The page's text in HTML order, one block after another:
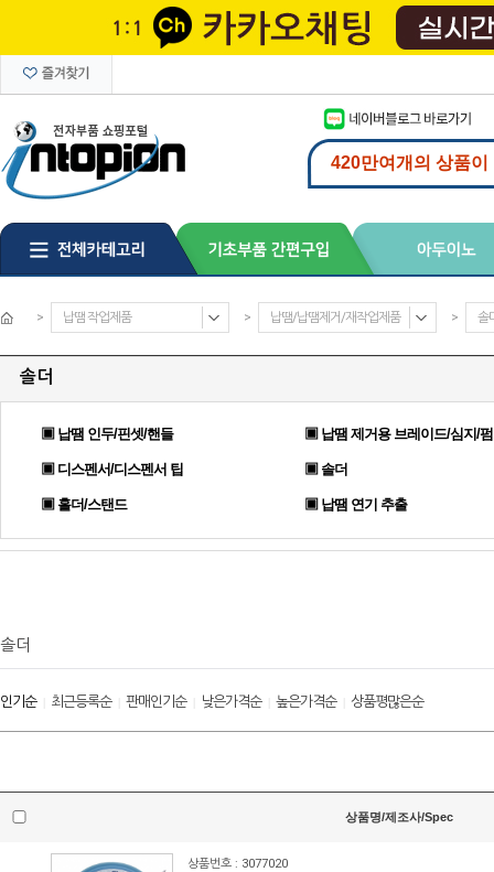
> 납땜 작업제품 > 납땜/납땜제거/재작업제품 > 솔
솔더
▣ 납땜 인두/핀셋/핸들 ▣ 납땜 제거용 브레이드/심지/
▣ 디스펜서/디스펜서 팁 ▣ 솔더
▣ 홀더/스탠드 ▣ 납땜 연기 추출
솔더
인기순| 최근등록순| 판매인기순| 낮은가격순| 높은가격순| 상품평많은순
상품명/제조사/Spec
상품번호 : 3077020